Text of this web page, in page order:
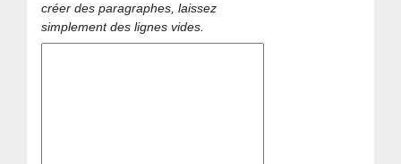
créer des paragraphes, laissez
simplement des lignes vides.